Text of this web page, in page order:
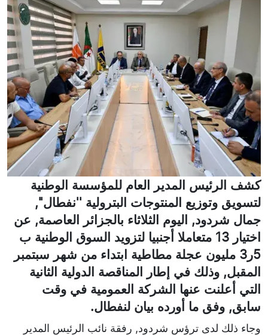
كشف الرئيس المدير العام للمؤسسة الوطنية
لتسويق وتوزيع المنتوجات البترولية ''نفطال'',
جمال شردود, اليوم الثلاثاء بالجزائر العاصمة, عن
اختيار 13 متعاملا أجنبيا لتزويد السوق الوطنية ب
5ر3 مليون عجلة مطاطية ابتداء من شهر سبتمبر
المقبل, وذلك في إطار المناقصة الدولية الثانية
التي أعلنت عنها الشركة العمومية في وقت
سابق, وفق ما أورده بيان لنفطال.
وجاء ذلك لدى ترؤس شردود, رفقة نائب الرئيس المدير